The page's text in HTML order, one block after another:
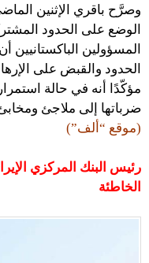
وصرَّح باقري الإثنين
الوضع على الحدود
المسؤولين
الحدود والقبض على
مؤكّدًا أنه في حالة
ضرباتها إلى ملاجئ
(موقع “ألف”)
رئيس البنك المركزي
الخاطئة